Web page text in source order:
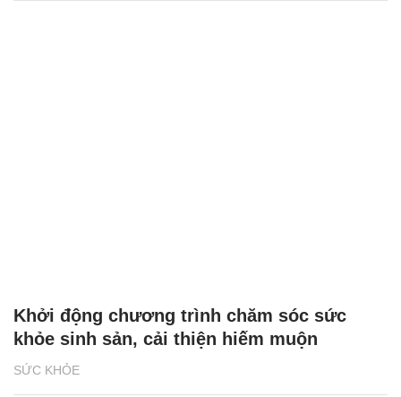
SỨC KHỎE
Khởi động chương trình chăm sóc sức
khỏe sinh sản, cải thiện hiếm muộn